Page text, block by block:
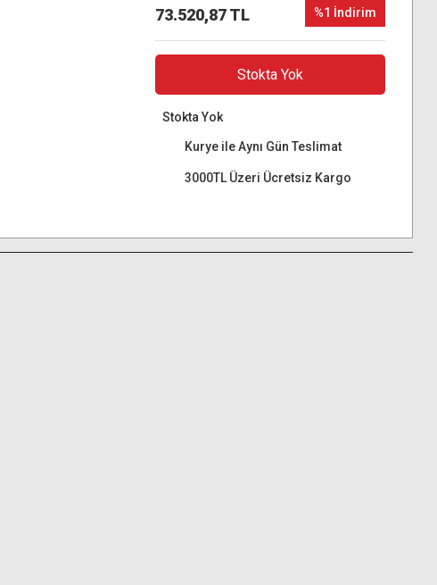
73.520,87 TL
%1 İndirim
Stokta Yok
Stokta Yok
Kurye ile Aynı Gün Teslimat
3000TL Üzeri Ücretsiz Kargo